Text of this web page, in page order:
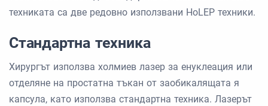
техниката са две редовно използвани HoLEP техники.
Стандартна техника
Хирургът използва холмиев лазер за енуклеация или
отделяне на простатна тъкан от заобикалящата я
капсула, като използва стандартна техника. Лазерът